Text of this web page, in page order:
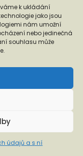
k ukládání
jako jsou
nám umožní
nebo jedinečná
souhlasu může
údajů a s ní
❭
ní spojených právech